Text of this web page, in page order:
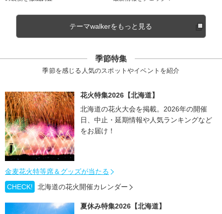
テーマwalkerをもっと見る
季節特集
季節を感じる人気のスポットやイベントを紹介
花火特集2026【北海道】
北海道の花火大会を掲載。2026年の開催
日、中止・延期情報や人気ランキングなど
をお届け！
金麦花火特等席＆グッズが当たる
CHECK!
北海道の花火開催カレンダー
夏休み特集2026【北海道】